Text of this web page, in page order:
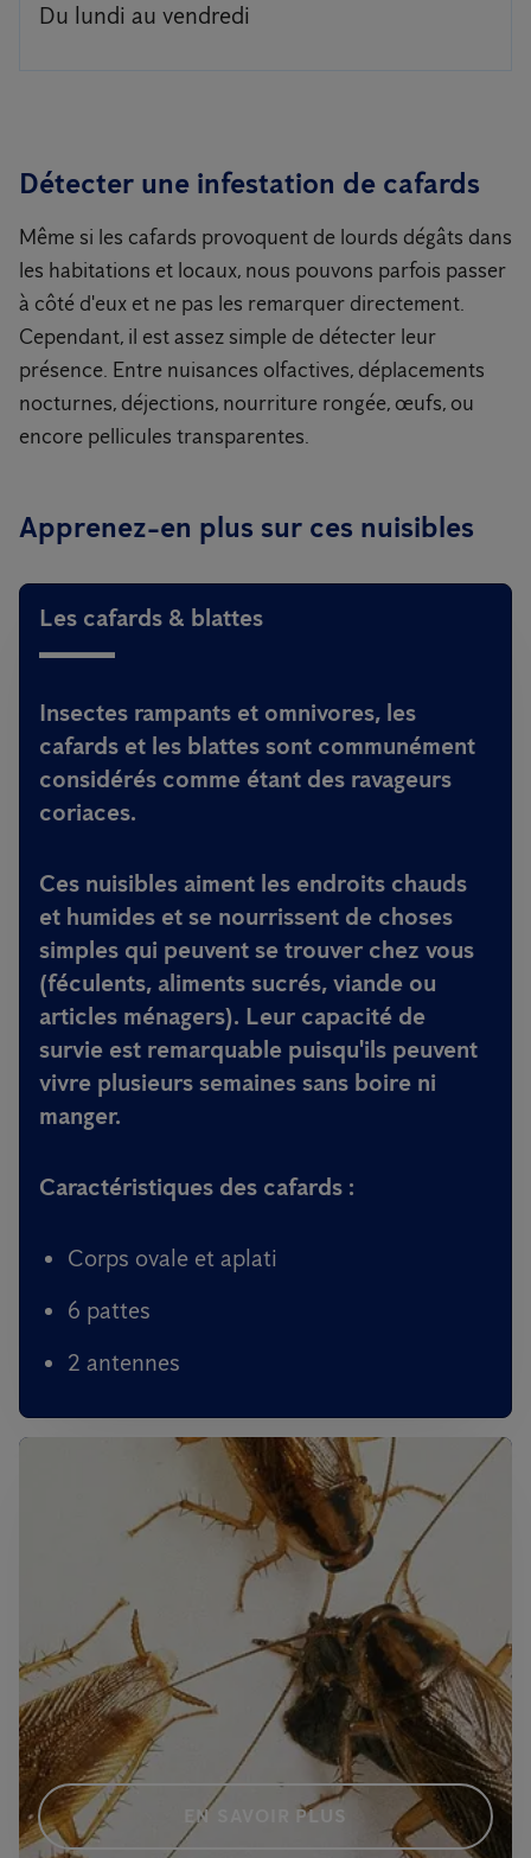
Du lundi au vendredi
Détecter une infestation de cafards
Même si les cafards provoquent de lourds dégâts dans
les habitations et locaux, nous pouvons parfois passer
à côté d'eux et ne pas les remarquer directement.
Cependant, il est assez simple de détecter leur
présence. Entre nuisances olfactives, déplacements
nocturnes, déjections, nourriture rongée, œufs, ou
encore pellicules transparentes.
Apprenez-en plus sur ces nuisibles
Les cafards & blattes
Insectes rampants et omnivores, les
cafards et les blattes sont communément
considérés comme étant des ravageurs
coriaces.
Ces nuisibles aiment les endroits chauds
et humides et se nourrissent de choses
simples qui peuvent se trouver chez vous
(féculents, aliments sucrés, viande ou
articles ménagers). Leur capacité de
survie est remarquable puisqu'ils peuvent
vivre plusieurs semaines sans boire ni
manger.
Caractéristiques des cafards :
Corps ovale et aplati
6 pattes
2 antennes
EN SAVOIR PLUS